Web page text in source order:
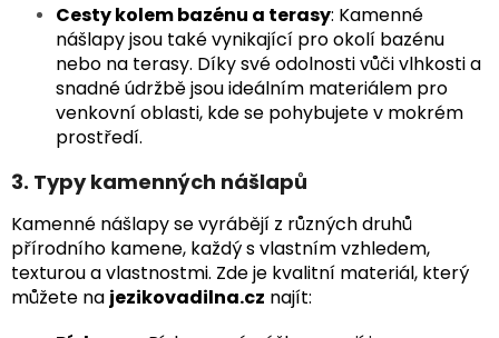
Cesty kolem bazénu a terasy: Kamenné
nášlapy jsou také vynikající pro okolí bazénu
nebo na terasy. Díky své odolnosti vůči vlhkosti a
snadné údržbě jsou ideálním materiálem pro
venkovní oblasti, kde se pohybujete v mokrém
prostředí.
3. Typy kamenných nášlapů
Kamenné nášlapy se vyrábějí z různých druhů
přírodního kamene, každý s vlastním vzhledem,
texturou a vlastnostmi. Zde je kvalitní materiál, který
můžete na jezikovadilna.cz najít: